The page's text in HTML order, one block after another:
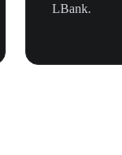
LBank.